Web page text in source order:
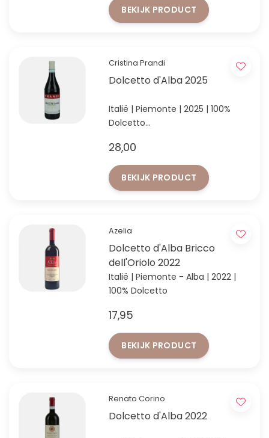
BEKIJK PRODUCT
Cristina Prandi
Dolcetto d'Alba 2025
Italië | Piemonte | 2025 | 100%
Dolcetto
talent van Piemonte in
authentieke wijnen.
28,00
BEKIJK PRODUCT
Azelia
Dolcetto d'Alba Bricco
dell'Oriolo 2022
Italië | Piemonte - Alba | 2022 |
100% Dolcetto
17,95
BEKIJK PRODUCT
Renato Corino
Dolcetto d'Alba 2022